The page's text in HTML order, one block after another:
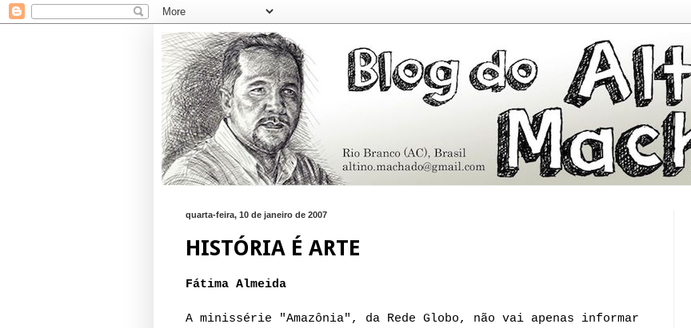
quarta-feira, 10 de janeiro de 2007
HISTÓRIA É ARTE
Fátima Almeida
A minissérie "Amazônia", da Rede Globo, não vai apenas informar